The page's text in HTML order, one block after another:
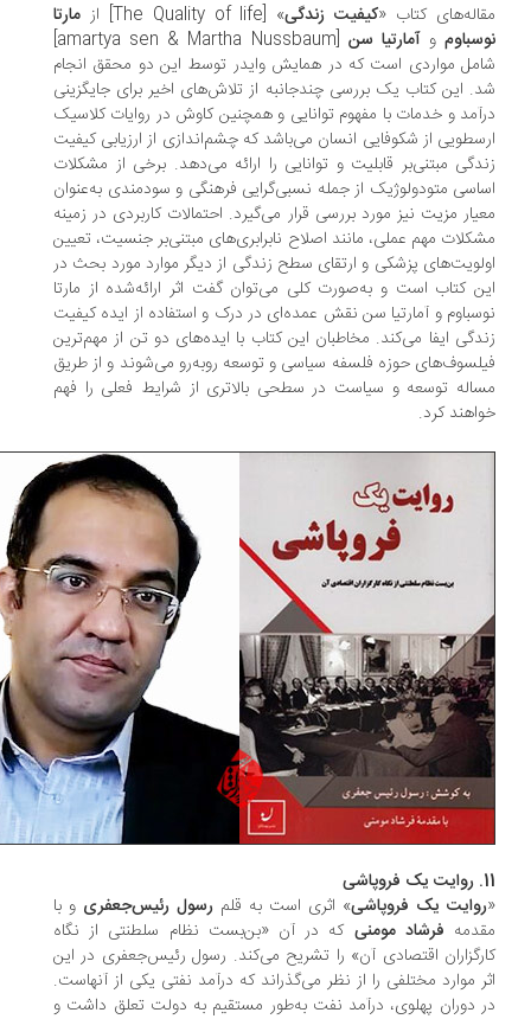
کتاب «کیفیت زندگی » [The Quality of life] از
مارتا
وآمارتیا سن
[amartya sen & Martha Nussbaum]
مواردی است که در همایش وایدر توسط این دو محقق انجام
این کتاب یک بررسی چندجانبه از تلاش‌های اخیر برای جایگزینی
و خدمات با مفهوم توانایی و همچنین کاوش در روایات کلاسیک
از شکوفایی انسان می‌باشد که چشم‌اندازی از ارزیابی کیفیت
مبتنی‌بر قابلیت و توانایی را ارائه می‌دهد. برخی از مشکلات
متودولوژیک از جمله نسبی‌گرایی فرهنگی و سودمندی به‌عنوان
مزیت نیز مورد بررسی قرار می‌گیرد. احتمالات کاربردی در زمینه
مهم عملی، مانند اصلاح نابرابری‌های مبتنی‌بر جنسیت، تعیین
پزشکی و ارتقای سطح زندگی از دیگر موارد مورد بحث در
کتاب است و به‌صورت کلی می‌توان گفت اثر ارائه‌شده از مارتا
و آمارتیا سن نقش عمده‌ای در درک و استفاده از ایده‌ کیفیت
ایفا می‌کند. مخاطبان این کتاب با ایده‌های دو تن از مهم‌ترین
حوزه فلسفه سیاسی و توسعه روبه‌رو می‌شوند و از طریق
توسعه و سیاست در سطحی بالاتری از شرایط فعلی را فهم
کرد.
یک فروپاشی» اثری است به قلمرسول رئیس‌جعفریو با
فرشاد مومنیکه در آن «بن‌بست نظام سلطنتی از نگاه
اقتصادی آن» را تشریح می‌کند. رسول رئیس‌جعفری در این
موارد مختلفی را از نظر می‌گذراند که درآمد نفتی یکی از آنهاست.
دوران پهلوی، درآمد نفت به‌طور مستقیم به دولت تعلق داشت و